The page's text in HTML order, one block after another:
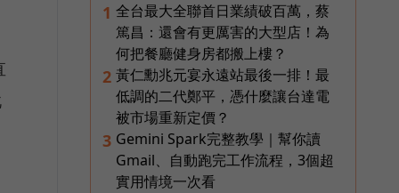
1 全台最大全聯首日業績破百萬，蔡
篤昌：還會有更厲害的大型店！為
何把餐廳健身房都搬上樓？
2 黃仁勳兆元宴永遠站最後一排！最
低調的二代鄭平，憑什麼讓台達電
被市場重新定價？
3 Gemini Spark完整教學｜幫你讀
Gmail、自動跑完工作流程，3個超
實用情境一次看